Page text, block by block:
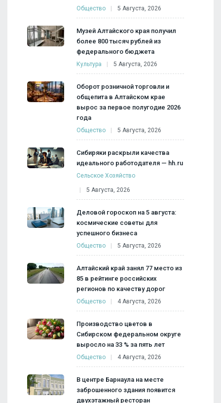
Общество 5 Августа, 2026
Музей Алтайского края получил
более 800 тысяч рублей из
федерального бюджета
Культура 5 Августа, 2026
Оборот розничной торговли и
общепита в Алтайском крае
вырос за первое полугодие 2026
года
Общество 5 Августа, 2026
Сибиряки раскрыли качества
идеального работодателя — hh.ru
Сельское Хозяйство
5 Августа, 2026
Деловой гороскоп на 5 августа:
космические советы для
успешного бизнеса
Общество 5 Августа, 2026
Алтайский край занял 77 место из
85 в рейтинге российских
регионов по качеству дорог
Общество 4 Августа, 2026
Производство цветов в
Сибирском федеральном округе
выросло на 33 % за пять лет
Общество 4 Августа, 2026
В центре Барнаула на месте
заброшенного здания появится
двухэтажный ресторан